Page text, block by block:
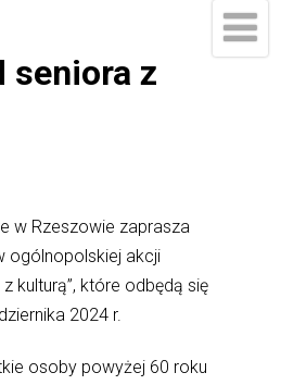
seniora z
w Rzeszowie zaprasza
ogólnopolskiej akcji
kulturą”, które odbędą się
2024 r.
osoby powyżej 60 roku